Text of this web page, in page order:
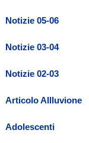
Notizie 05-06
Notizie 03-04
Notizie 02-03
Articolo Allluvione
Adolescenti